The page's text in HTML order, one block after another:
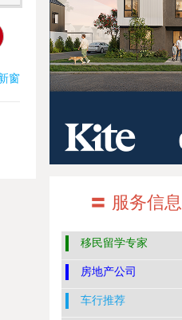
窗
〓 服务信息
移民留学专家
房地产公司
车行推荐